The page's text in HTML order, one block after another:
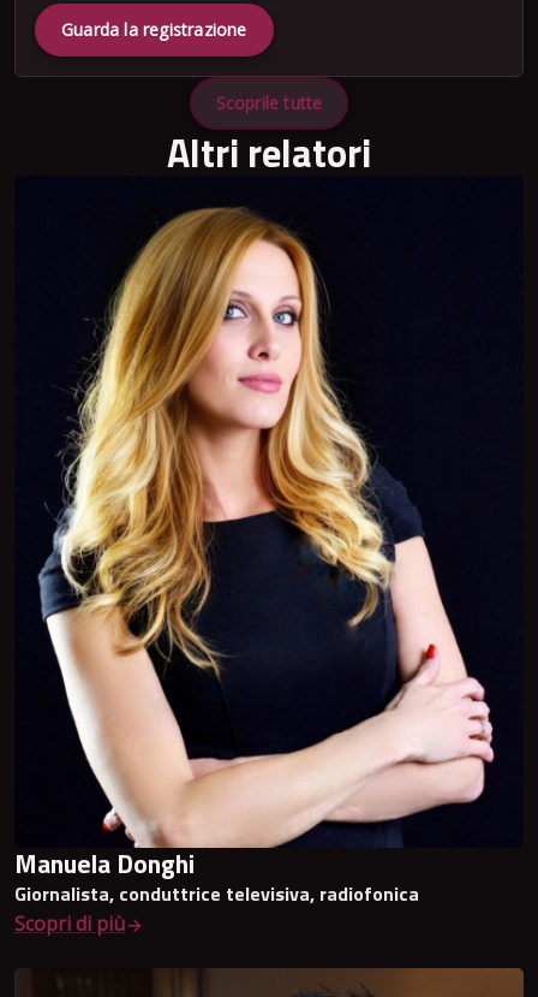
Guarda la registrazione
Scoprile tutte
Altri relatori
Manuela Donghi
Giornalista, conduttrice televisiva, radiofonica
Scopri di più